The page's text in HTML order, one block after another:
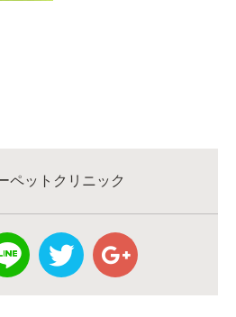
ペットクリニック